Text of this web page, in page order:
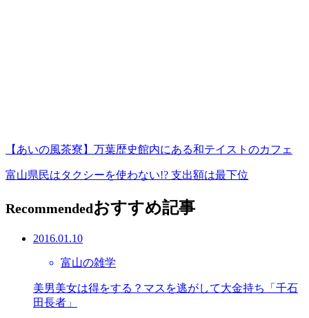
【あいの風茶寮】万葉歴史館内にある和テイストのカフェ
富山県民はタクシーを使わない!? 支出額は最下位
Recommendedおすすめ記事
2016.01.10
富山の雑学
美男美女は得をする？マスを逃がして大金持ち「千石
田長者」